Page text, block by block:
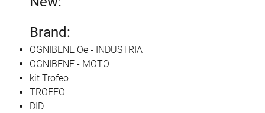
Brand:
OGNIBENE Oe - INDUSTRIA
OGNIBENE - MOTO
kit Trofeo
TROFEO
DID